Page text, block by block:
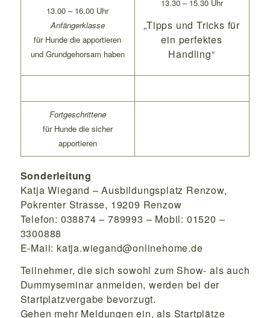
13.00 – 16.00 Uhr
Anfängerklasse
für Hunde die apportieren
und Grundgehorsam haben
13.30 – 15.30 Uhr
„Tipps und Tricks für
ein perfektes
Handling“
Fortgeschrittene
für Hunde die sicher
apportieren
Sonderleitung
Katja Wiegand – Ausbildungsplatz Renzow,
Pokrenter Strasse, 19209 Renzow
Telefon: 038874 – 789993 – Mobil: 01520 –
3300888
E-Mail: katja.wiegand@onlinehome.de
Teilnehmer, die sich sowohl zum Show- als auch
Dummyseminar anmelden, werden bei der
Startplatzvergabe bevorzugt.
Gehen mehr Meldungen ein, als Startplätze